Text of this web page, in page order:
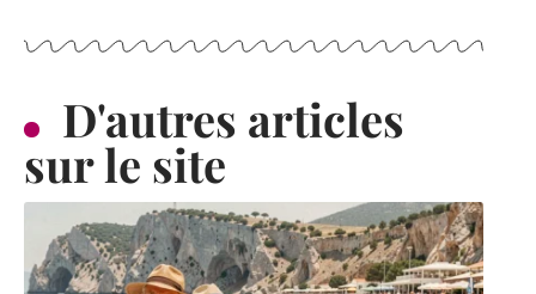
D'autres articles
sur le site